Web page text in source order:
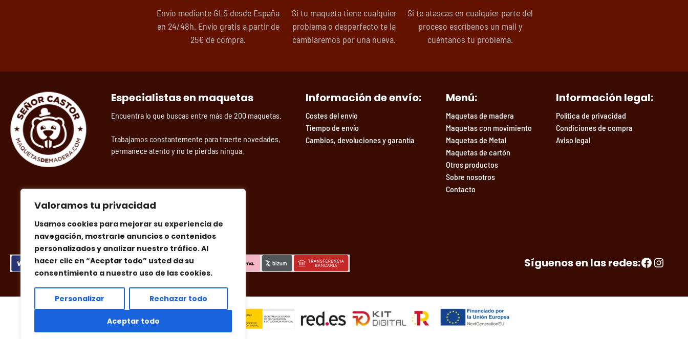
Valoramos tu privacidad
Usamos cookies para mejorar su experiencia de
navegación, mostrarle anuncios o contenidos
personalizados y analizar nuestro tráfico. Al
hacer clic en “Aceptar todo” usted da su
consentimiento a nuestro uso de las cookies.
Personalizar Rechazar todo
Aceptar todo
Envío mediante GLS desde España
en 24/48h. Envío gratis a partir de
25€ de compra.
Si tu maqueta tiene cualquier
problema o desperfecto te la
cambiaremos por una nueva.
Si te atascas en cualquier parte del
proceso escríbenos un mail y
cuéntanos tu problema.
Especialistas en maquetas
Encuentra lo que buscas entre más de 200 maquetas.
Trabajamos constantemente para traerte novedades,
permanece atento y no te pierdas ningua.
Información de envío:
Costes del envío
Tiempo de envío
Cambios, devoluciones y garantía
Menú:
Maquetas de madera
Maquetas con movimiento
Maquetas de Metal
Maquetas de cartón
Otros productos
Sobre nosotros
Contacto
Información legal:
Política de privacidad
Condiciones de compra
Aviso legal
Síguenos en las redes:Facebook Instagram